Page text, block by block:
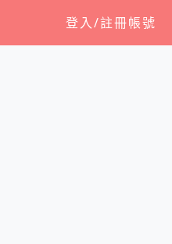
登入/註冊帳號